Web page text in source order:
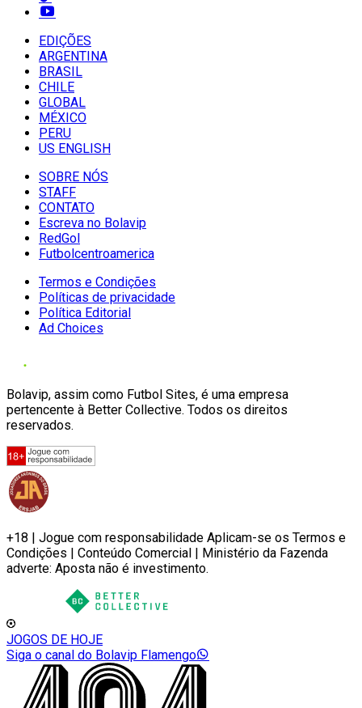
EDIÇÕES
ARGENTINA
BRASIL
CHILE
GLOBAL
MÉXICO
PERU
US ENGLISH
SOBRE NÓS
STAFF
CONTATO
Escreva no Bolavip
RedGol
Futbolcentroamerica
Termos e Condições
Políticas de privacidade
Política Editorial
Ad Choices
Bolavip, assim como Futbol Sites, é uma empresa
pertencente à Better Collective. Todos os direitos
reservados.
+18 | Jogue com responsabilidade Aplicam-se os Termos e
Condições | Conteúdo Comercial | Ministério da Fazenda
adverte: Aposta não é investimento.
JOGOS DE HOJE
Siga o canal do Bolavip Flamengo